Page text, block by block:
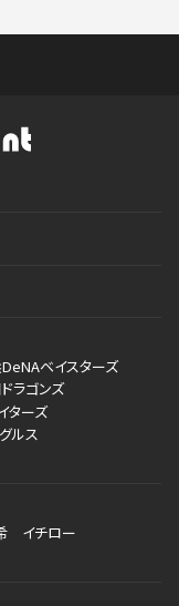
ベイスターズ
ラゴンズ
ターズ
ルス
イチロー